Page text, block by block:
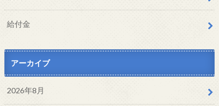
給付金
アーカイブ
2026年8月